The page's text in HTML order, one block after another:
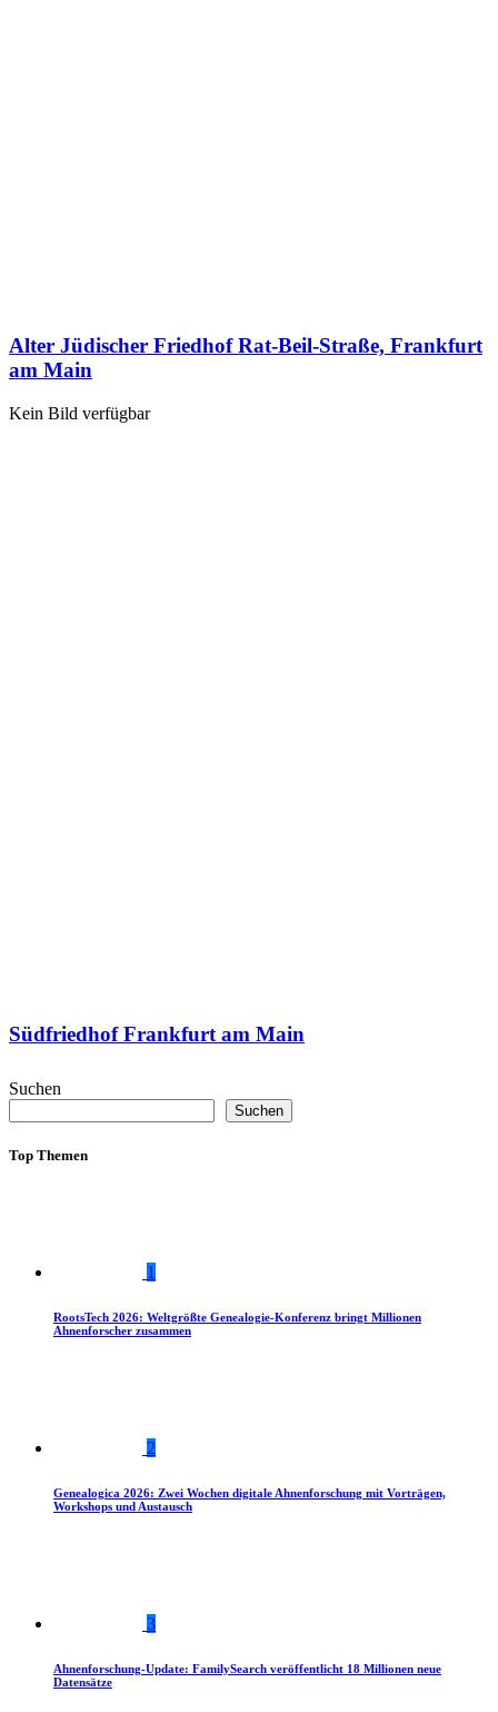
Alter Jüdischer Friedhof Rat-Beil-Straße, Frankfurt
am Main
Kein Bild verfügbar
Südfriedhof Frankfurt am Main
Suchen
Suchen
Top Themen
1
RootsTech 2026: Weltgrößte Genealogie-Konferenz bringt Millionen
Ahnenforscher zusammen
2
Genealogica 2026: Zwei Wochen digitale Ahnenforschung mit Vorträgen,
Workshops und Austausch
3
Ahnenforschung-Update: FamilySearch veröffentlicht 18 Millionen neue
Datensätze